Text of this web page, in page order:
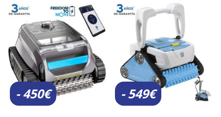
R
P
A
R
A
C
O
M
P
A
C
O
M
P
A
R
- 450€ - 549€